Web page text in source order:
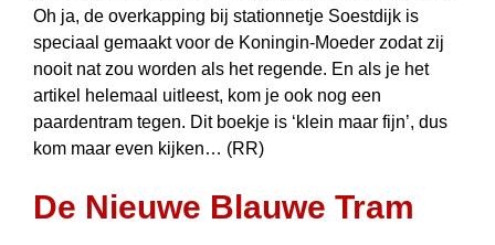
Oh ja, de overkapping bij stationnetje Soestdijk is
speciaal gemaakt voor de Koningin-Moeder zodat zij
nooit nat zou worden als het regende. En als je het
artikel helemaal uitleest, kom je ook nog een
paardentram tegen. Dit boekje is ‘klein maar fijn’, dus
kom maar even kijken… (RR)
De Nieuwe Blauwe Tram